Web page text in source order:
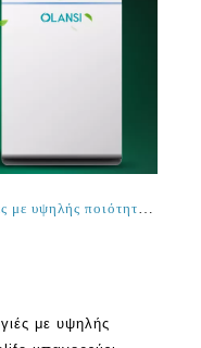
Κάνοντας το σπίτι ασφαλές και υγιές με υψηλής ποιότητας china hepa καθαριστές αέρα
με υψηλής